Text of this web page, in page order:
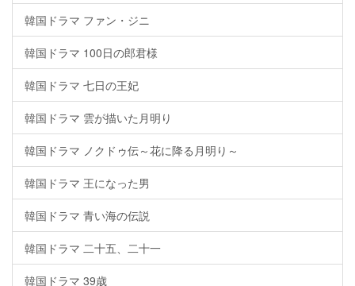
韓国ドラマ ファン・ジニ
韓国ドラマ 100日の郎君様
韓国ドラマ 七日の王妃
韓国ドラマ 雲が描いた月明り
韓国ドラマ ノクドゥ伝～花に降る月明り～
韓国ドラマ 王になった男
韓国ドラマ 青い海の伝説
韓国ドラマ 二十五、二十一
韓国ドラマ 39歳